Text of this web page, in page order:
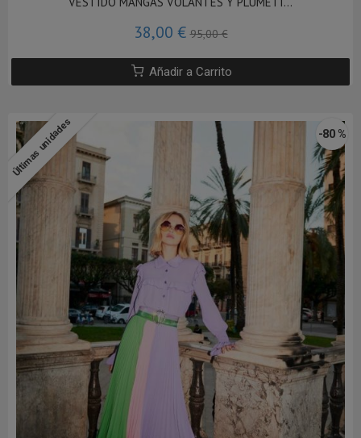
38,00 €95,00 €
Añadir a Carrito
Últimas unidades -80 %